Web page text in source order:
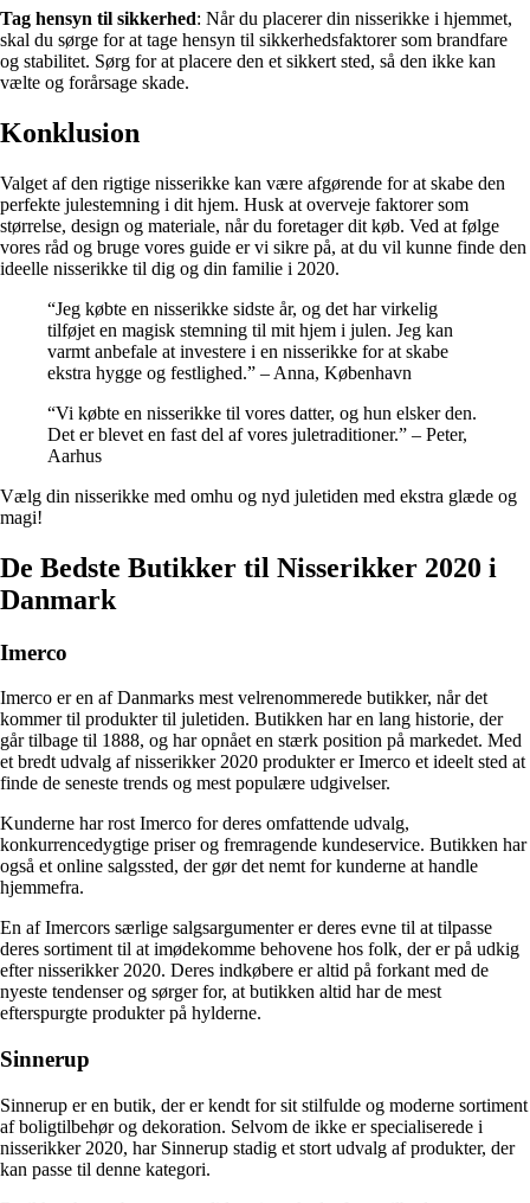
Tag hensyn til sikkerhed: Når du placerer din nisserikke i hjemmet,
skal du sørge for at tage hensyn til sikkerhedsfaktorer som brandfare
og stabilitet. Sørg for at placere den et sikkert sted, så den ikke kan
vælte og forårsage skade.
Konklusion
Valget af den rigtige nisserikke kan være afgørende for at skabe den
perfekte julestemning i dit hjem. Husk at overveje faktorer som
størrelse, design og materiale, når du foretager dit køb. Ved at følge
vores råd og bruge vores guide er vi sikre på, at du vil kunne finde den
ideelle nisserikke til dig og din familie i 2020.
“Jeg købte en nisserikke sidste år, og det har virkelig
tilføjet en magisk stemning til mit hjem i julen. Jeg kan
varmt anbefale at investere i en nisserikke for at skabe
ekstra hygge og festlighed.” – Anna, København
“Vi købte en nisserikke til vores datter, og hun elsker den.
Det er blevet en fast del af vores juletraditioner.” – Peter,
Aarhus
Vælg din nisserikke med omhu og nyd juletiden med ekstra glæde og
magi!
De Bedste Butikker til Nisserikker 2020 i
Danmark
Imerco
Imerco er en af Danmarks mest velrenommerede butikker, når det
kommer til produkter til juletiden. Butikken har en lang historie, der
går tilbage til 1888, og har opnået en stærk position på markedet. Med
et bredt udvalg af nisserikker 2020 produkter er Imerco et ideelt sted at
finde de seneste trends og mest populære udgivelser.
Kunderne har rost Imerco for deres omfattende udvalg,
konkurrencedygtige priser og fremragende kundeservice. Butikken har
også et online salgssted, der gør det nemt for kunderne at handle
hjemmefra.
En af Imercors særlige salgsargumenter er deres evne til at tilpasse
deres sortiment til at imødekomme behovene hos folk, der er på udkig
efter nisserikker 2020. Deres indkøbere er altid på forkant med de
nyeste tendenser og sørger for, at butikken altid har de mest
efterspurgte produkter på hylderne.
Sinnerup
Sinnerup er en butik, der er kendt for sit stilfulde og moderne sortiment
af boligtilbehør og dekoration. Selvom de ikke er specialiserede i
nisserikker 2020, har Sinnerup stadig et stort udvalg af produkter, der
kan passe til denne kategori.